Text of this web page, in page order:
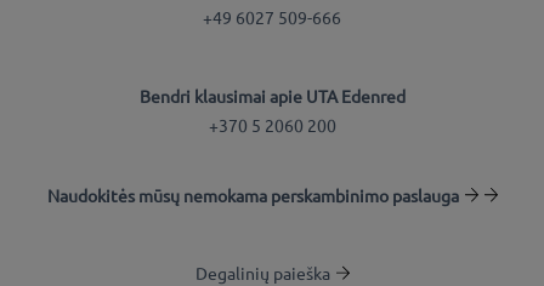
+49 6027 509-666
Bendri klausimai apie UTA Edenred
+370 5 2060 200
Naudokitės mūsų nemokama perskambinimo paslauga
Degalinių paieška